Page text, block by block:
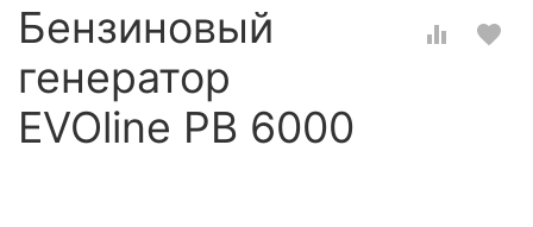
Бензиновый
генератор
EVOline PB 6000